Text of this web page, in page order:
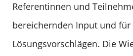
Referentinnen und
bereichernden Input und
Lösungsvorschlägen. Die